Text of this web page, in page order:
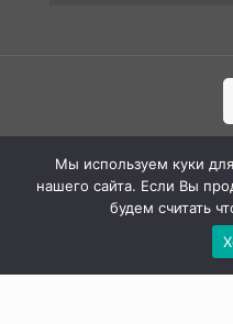
технологии |
Мы используем куки
нашего сайта. Если Вы
будем считать